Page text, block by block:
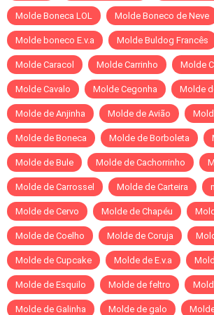
Molde Boneca LOL Molde Boneco de Neve
Molde boneco E.v.a Molde Buldog Francês
Molde Caracol Molde Carrinho Molde
Molde Cavalo Molde Cegonha Molde
Molde de Anjinha Molde de Avião
Molde de Boneca Molde de Borboleta
Molde de Bule Molde de Cachorrinho
Molde de Carrossel Molde de Carteira
Molde de Cervo Molde de Chapéu
Molde de Coelho Molde de Coruja
Molde de Cupcake Molde de E.v.a
Molde de Esquilo Molde de feltro
Molde de Galinha Molde de galo